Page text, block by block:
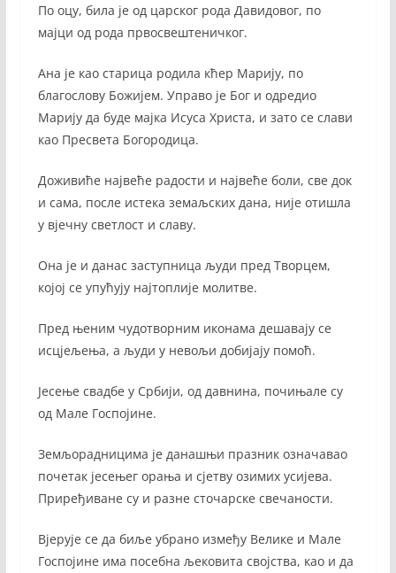
По оцу, била је од царског рода Давидовог, по
мајци од рода првосвештеничког.
Ана је као старица родила кћер Марију, по
благослову Божијем. Управо је Бог и одредио
Марију да буде мајка Исуса Христа, и зато се слави
као Пресвета Богородица.
Доживиће највеће радости и највеће боли, све док
и сама, после истека земаљских дана, није отишла
у вјечну светлост и славу.
Она је и данас заступница људи пред Творцем,
којој се упућују најтоплије молитве.
Пред њеним чудотворним иконама дешавају се
исцјељења, а људи у невољи добијају помоћ.
Јесење свадбе у Србији, од давнина, почињале су
од Мале Госпојине.
Земљорадницима је данашњи празник означавао
почетак јесењег орања и сјетву озимих усијева.
Приређиване су и разне сточарске свечаности.
Вјерује се да биље убрано између Велике и Мале
Госпојине има посебна љековита својства, као и да